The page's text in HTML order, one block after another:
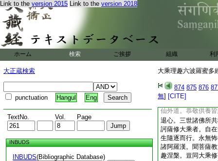
Link to the version 2015 Link to the version 2018
ホーム 検索 ご挨拶 組織 利
大正蔵検索
punctuation Hangul Eng
TextNo. Vol. Page
INBUDS
INBUDS(Bibliographic Database)
大乘理趣六波羅蜜多
874 875 876
無] [CITE]
妙寶衣服香花妓樂
除無上調御大師。
安樂究竟涅槃。菩
自知得不退轉。復
辟支佛。自求解脱
勝數。不能利樂一
徳。菩薩摩訶薩設
業。修習善法免離
以是因縁菩薩摩訶
由此義故忉利諸天
仙外道。恭敬供養
退心。三世諸佛所
訶薩修大乘者。自
生隨逐而行。永無
諸阿羅漢。聞菩薩
趣涅槃。豈同大乘